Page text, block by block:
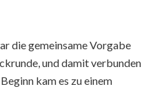
die gemeinsame Vorgabe
und damit verbunden
kam es zu einem